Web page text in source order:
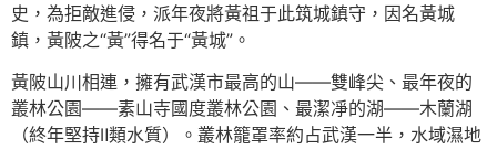
史，為拒敵進侵，派年夜將黃祖于此筑城鎮守，因名黃城
鎮，黃陂之“黃”得名于“黃城”。
黃陂山川相連，擁有武漢市最高的山——雙峰尖、最年夜的
叢林公園——素山寺國度叢林公園、最潔凈的湖——木蘭湖
（終年堅持Ⅱ類水質）。叢林籠罩率約占武漢一半，水域濕地